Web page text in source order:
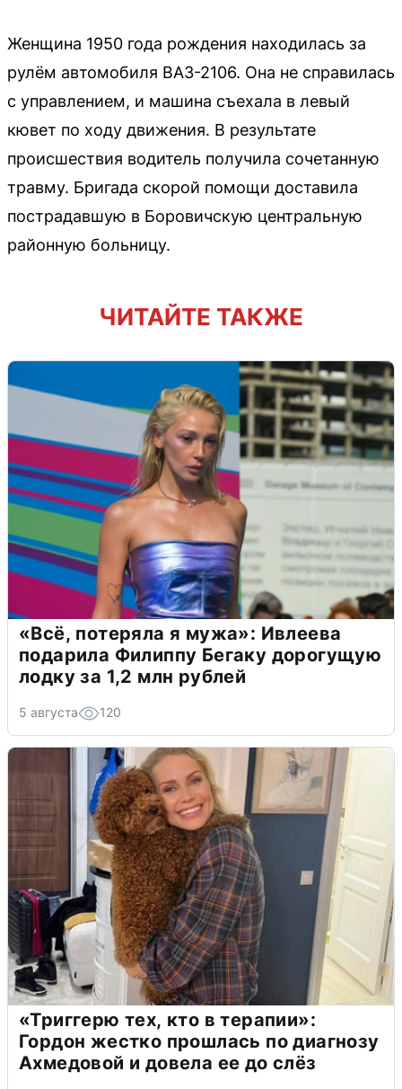
Женщина 1950 года рождения находилась за
рулём автомобиля ВАЗ-2106. Она не справилась
с управлением, и машина съехала в левый
кювет по ходу движения. В результате
происшествия водитель получила сочетанную
травму. Бригада скорой помощи доставила
пострадавшую в Боровичскую центральную
районную больницу.
ЧИТАЙТЕ ТАКЖЕ
«Всё, потеряла я мужа»: Ивлеева
подарила Филиппу Бегаку дорогущую
лодку за 1,2 млн рублей
5 августа 120
«Триггерю тех, кто в терапии»:
Гордон жестко прошлась по диагнозу
Ахмедовой и довела ее до слёз